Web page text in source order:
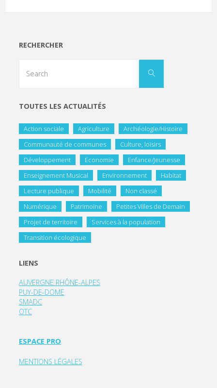
RECHERCHER
TOUTES LES ACTUALITÉS
Action sociale Agriculture
Archéologie/Histoire
Communauté de communes
Culture, loisirs
Développement
Economie
Enfance/Jeunesse
Enseignement Musical
Environnement
Habitat
Lecture publique
Mobilité
Non classé
Numérique
Patrimoine
Petites Villes de Demain
Projet de territoire
Services à la population
Transition écologique
LIENS
AUVERGNE RHÔNE-ALPES
PUY-DE-DOME
SMADC
OTC
ESPACE PRO
MENTIONS LÉGALES